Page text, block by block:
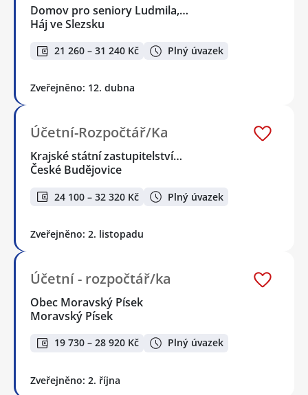
Domov pro seniory Ludmila,…
Háj ve Slezsku
21 260 – 31 240 Kč Plný úvazek
Zveřejněno: 12. dubna
Účetní-Rozpočtář/Ka
Krajské státní zastupitelství…
České Budějovice
24 100 – 32 320 Kč Plný úvazek
Zveřejněno: 2. listopadu
Účetní - rozpočtář/ka
Obec Moravský Písek
Moravský Písek
19 730 – 28 920 Kč Plný úvazek
Zveřejněno: 2. října